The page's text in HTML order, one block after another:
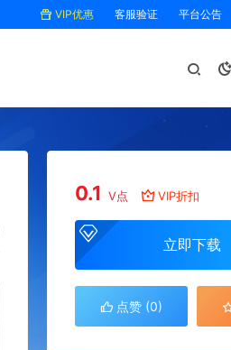
VIP优惠 客服验证 平台公告
0.1 V点 VIP折扣
立即下载
点赞 (0)